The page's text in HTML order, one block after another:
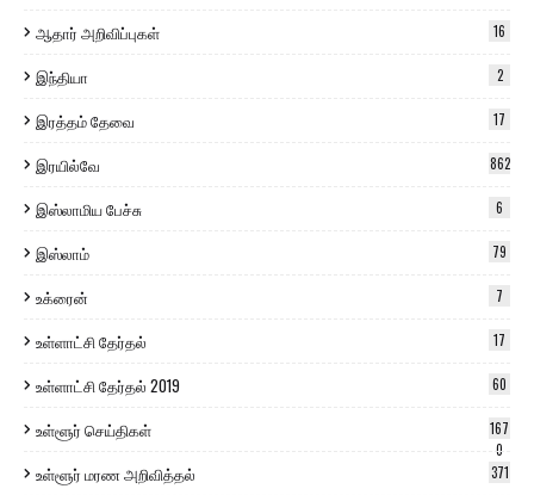
ஆதார் அறிவிப்புகள் 16
இந்தியா 2
இரத்தம் தேவை 17
இரயில்வே 862
இஸ்லாமிய பேச்சு 6
இஸ்லாம் 79
உக்ரைன் 7
உள்ளாட்சி தேர்தல் 17
உள்ளாட்சி தேர்தல் 2019 60
உள்ளூர் செய்திகள்
167
0
உள்ளூர் மரண அறிவித்தல் 371